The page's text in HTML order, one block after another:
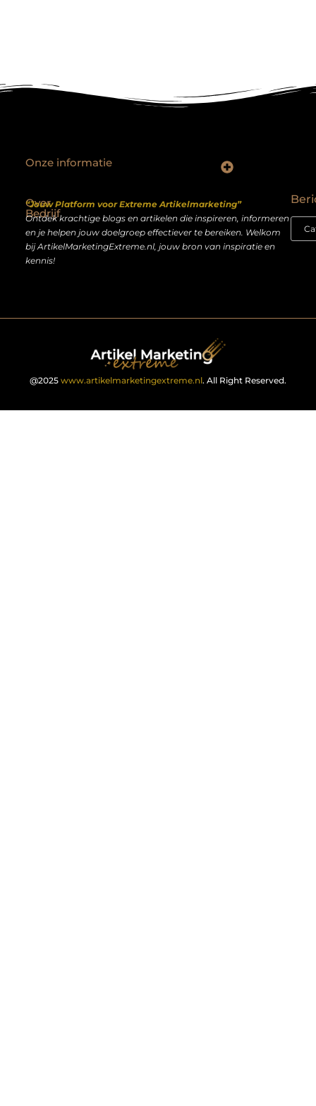
Over
Bedrijf
“Jouw Platform voor Extreme Artikelmarketing”
Ontdek krachtige blogs en artikelen die inspireren, informeren
en je helpen jouw doelgroep effectiever te bereiken. Welkom
bij ArtikelMarketingExtreme.nl, jouw bron van inspiratie en
kennis!
Onze informatie
@2025 www.artikelmarketingextreme.nl. All Right Reserved.